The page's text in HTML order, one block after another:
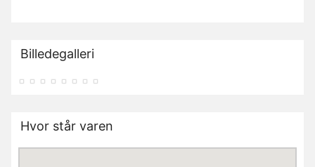
Billedegalleri
Hvor står varen